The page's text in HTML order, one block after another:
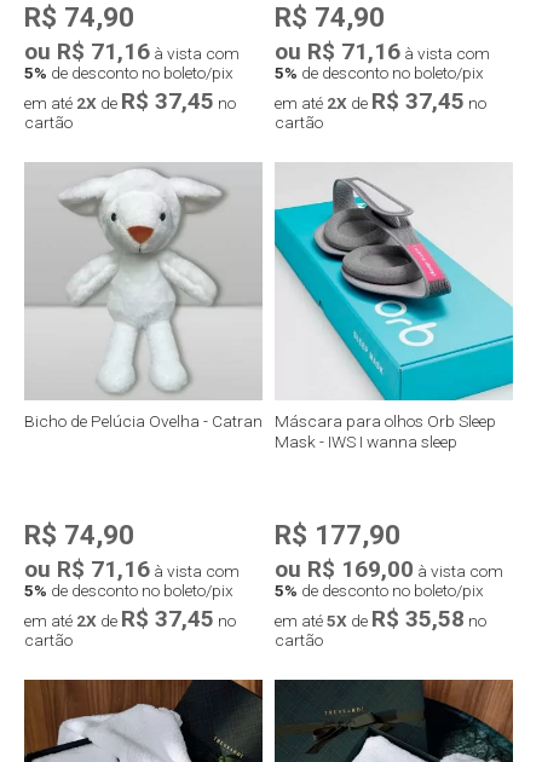
R$ 74,90
ou R$ 71,16 à vista com
5% de desconto no boleto/pix
em até 2X de R$ 37,45 no
cartão
Compra rápida
R$ 74,90
ou R$ 71,16 à vista com
5% de desconto no boleto/pix
em até 2X de R$ 37,45 no
cartão
Compra rápida
Bicho de Pelúcia Ovelha - Catran
R$ 74,90
ou R$ 71,16 à vista com
5% de desconto no boleto/pix
em até 2X de R$ 37,45 no
cartão
Compra rápida
Máscara para olhos Orb Sleep
Mask - IWS I wanna sleep
R$ 177,90
ou R$ 169,00 à vista com
5% de desconto no boleto/pix
em até5X de R$ 35,58 no
cartão
Compra rápida